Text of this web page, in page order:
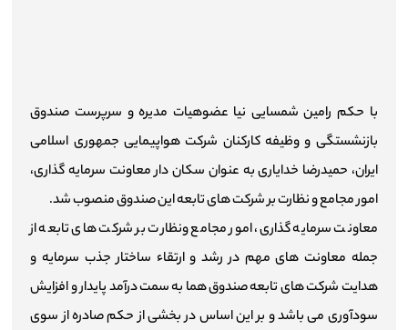
ارتباط با مدیرعامل
با حکم رامین شمسایی نیا عضوهیات مدیره و سرپرست صندوق
بازنشستگی‌ و وظیفه کارکنان شرکت هواپیمایی جمهوری اسلامی
ایران، حمیدرضا خدایاری به عنوان سکان دار معاونت سرمایه گذاری،
امور مجامع و نظارت بر شرکت های تابعه این صندوق منصوب شد.
معاونت سرمایه گذاری، امور مجامع و‌نظارت بر شرکت های تابعه از
جمله معاونت های مهم در رشد و ارتقاء ساختار جذب سرمایه و
هدایت شرکت های تابعه صندوق هما به سمت درآمد پایدار و افزایش
سودآوری می باشد و بر این اساس در بخشی از حکم صادره از سوی